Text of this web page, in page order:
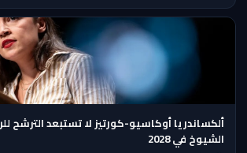
ألكساندريا أوكاسيو-كورتيز لا تستبعد الترشح
الشيوخ في 2028